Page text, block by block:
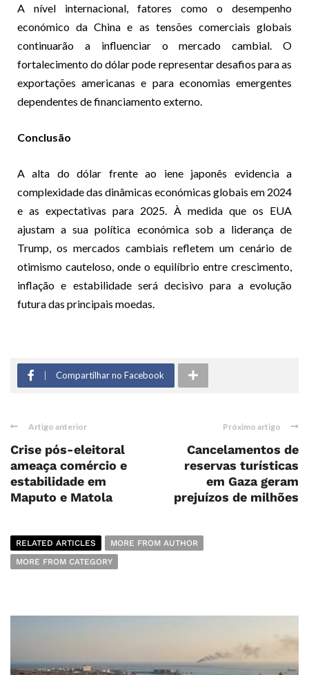
A nível internacional, fatores como o desempenho
económico da China e as tensões comerciais globais
continuarão a influenciar o mercado cambial. O
fortalecimento do dólar pode representar desafios para as
exportações americanas e para economias emergentes
dependentes de financiamento externo.
Conclusão
A alta do dólar frente ao iene japonês evidencia a
complexidade das dinâmicas económicas globais em 2024
e as expectativas para 2025. À medida que os EUA
ajustam a sua política económica sob a liderança de
Trump, os mercados cambiais refletem um cenário de
otimismo cauteloso, onde o equilíbrio entre crescimento,
inflação e estabilidade será decisivo para a evolução
futura das principais moedas.
Compartilhar no Facebook
Artigo anterior
Crise pós-eleitoral
ameaça comércio e
estabilidade em
Maputo e Matola
Próximo artigo
Cancelamentos de
reservas turísticas
em Gaza geram
prejuízos de milhões
RELATED ARTICLES
MORE FROM AUTHOR
MORE FROM CATEGORY